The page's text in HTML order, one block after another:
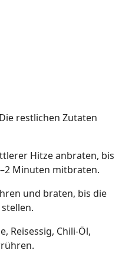
restlichen Zutaten
Hitze anbraten, bis
Minuten mitbraten.
und braten, bis die
Reisessig, Chili-Öl,